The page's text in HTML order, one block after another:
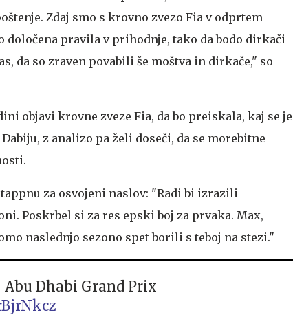
Zdaj smo s krovno zvezo Fia v odprtem
pravila v prihodnje, tako da bodo dirkači
da so zraven povabili še moštva in dirkače," so
objavi krovne zveze Fia, da bo preiskala, kaj se je
z analizo pa želi doseči, da se morebitne
za osvojeni naslov: "Radi bi izrazili
Poskrbel si za res epski boj za prvaka. Max,
naslednjo sezono spet borili s teboj na stezi."
Dhabi Grand Prix